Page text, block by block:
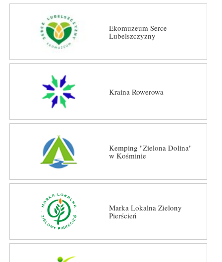
Ekomuzeum Serce
Lubelszczyzny
Kraina Rowerowa
Kemping "Zielona Dolina"
w Kośminie
Marka Lokalna Zielony
Pierścień